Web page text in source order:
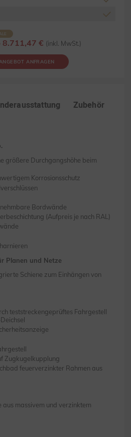
€ (inkl. MwSt.)
ANFRAGEN
Zubehör
größere Durchgangshöhe beim
Korrosionsschutz
Bordwände
(Aufpreis je nach RAL)
Planen und Netze
Schiene zum Einhängen von
teststreckengeprüftes Fahrgestell
Zugkugelkupplung
feuerverzinkter Rahmen aus
massivem und verzinktem